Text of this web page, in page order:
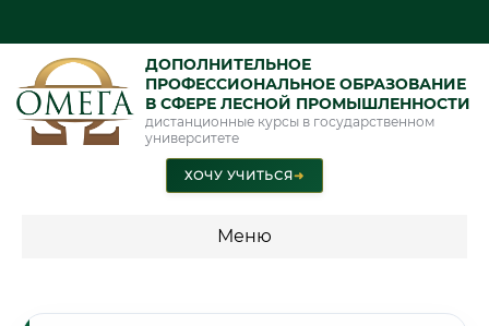
ДОПОЛНИТЕЛЬНОЕ
ПРОФЕССИОНАЛЬНОЕ ОБРАЗОВАНИЕ
В СФЕРЕ ЛЕСНОЙ ПРОМЫШЛЕННОСТИ
дистанционные курсы в государственном
университете
ХОЧУ УЧИТЬСЯ➜
Меню